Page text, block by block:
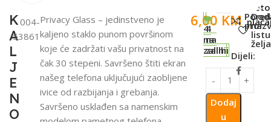
K
A
L
J
E
N
O
004-
53861
Privacy Glass – jedinstveno je
kaljeno staklo punom površinom
koje će zadržati vašu privatnost na
čak 30 stepeni. Savršeno štiti ekran
našeg telefona uključujući zaobljene
ivice od razbijanja i grebanja.
Savršeno usklađen sa namenskim
6,00 KM
4
na
zalihi
4
na
zalihi
Dodaj
u
na
listu
želja
Dijeli: